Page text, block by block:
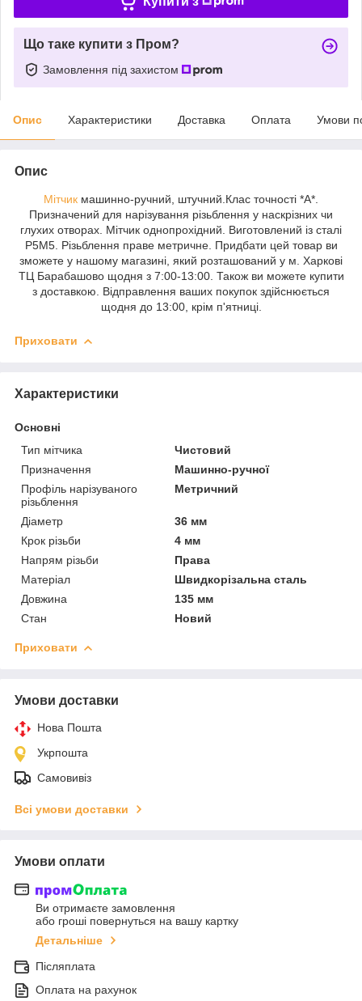
Що таке купити з Пром?
Замовлення під захистом
Опис Характеристики Доставка Оплата Умови
Опис
Мітчик машинно-ручний, штучний.Клас точності *А*.
Призначений для нарізування різьблення у наскрізних чи
глухих отворах. Мітчик однопрохідний. Виготовлений із сталі
Р5М5. Різьблення праве метричне. Придбати цей товар ви
зможете у нашому магазині, який розташований у м. Харкові
ТЦ Барабашово щодня з 7:00-13:00. Також ви можете купити
з доставкою. Відправлення ваших покупок здійснюється
щодня до 13:00, крім п'ятниці.
Приховати
Характеристики
Основні
Тип мітчика
Чистовий
Призначення
Машинно-ручної
Профіль нарізуваного
різьблення
Метричний
Діаметр
36 мм
Крок різьби
4 мм
Напрям різьби
Права
Матеріал
Швидкорізальна сталь
Довжина
135 мм
Стан
Новий
Приховати
Умови доставки
Нова Пошта
Укрпошта
Самовивіз
Всі умови доставки
Умови оплати
Ви отримаєте замовлення
або гроші повернуться на вашу картку
Детальніше
Післяплата
Оплата на рахунок